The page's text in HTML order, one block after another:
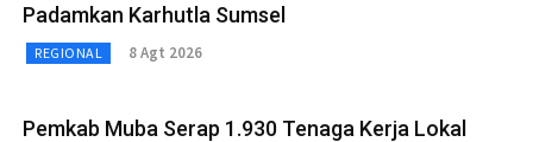
Padamkan Karhutla Sumsel
REGIONAL 8 Agt 2026
Pemkab Muba Serap 1.930 Tenaga Kerja Lokal